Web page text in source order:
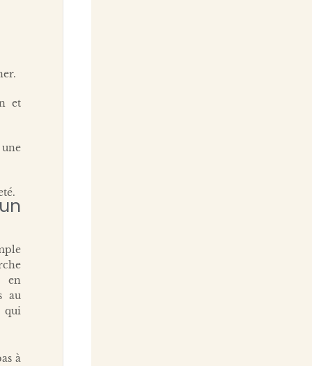
et
en
au
qui
à